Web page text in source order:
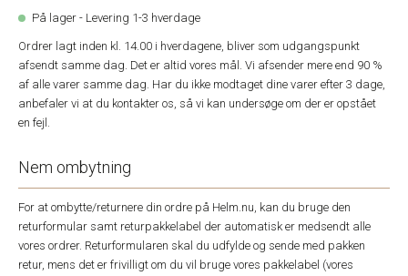
På lager - Levering 1-3 hverdage
Ordrer lagt inden kl. 14.00 i hverdagene, bliver som udgangspunkt
afsendt samme dag. Det er altid vores mål. Vi afsender mere end 90 %
af alle varer samme dag. Har du ikke modtaget dine varer efter 3 dage,
anbefaler vi at du kontakter os, så vi kan undersøge om der er opstået
en fejl.
Nem ombytning
For at ombytte/returnere din ordre på Helm.nu, kan du bruge den
returformular samt returpakkelabel der automatisk er medsendt alle
vores ordrer. Returformularen skal du udfylde og sende med pakken
retur, mens det er frivilligt om du vil bruge vores pakkelabel (vores